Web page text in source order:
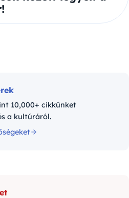
10,000+ cikkünket
a kultúráról.